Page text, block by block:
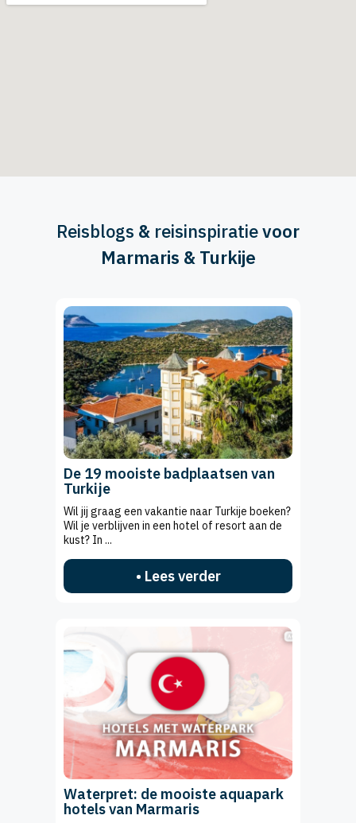
Reisblogs & reisinspiratievoor
Marmaris & Turkije
De 19 mooiste badplaatsen van
Turkije
Wil jij graag een vakantie naar Turkije boeken?
Wil je verblijven in een hotel of resort aan de
kust? In ...
• Lees verder
Waterpret: de mooiste aquapark
hotels van Marmaris